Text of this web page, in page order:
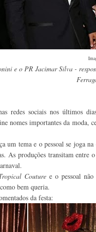
e o PR Jacimar Silva -
redes sociais nos últimos
nomes importantes da moda,
um tema e o pessoal se joga
As produções transitam entre
Couture e o pessoal
bem queria.
da festa: